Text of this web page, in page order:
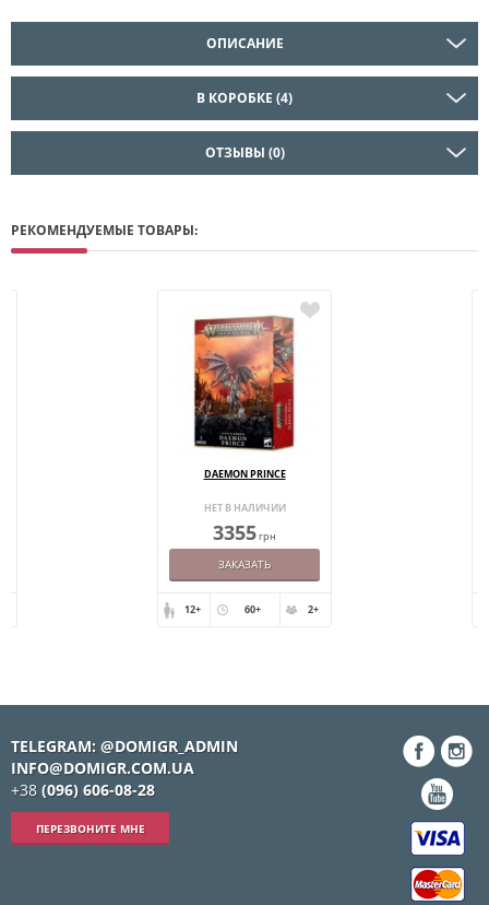
ОПИСАНИЕ
В КОРОБКЕ (4)
ОТЗЫВЫ (0)
РЕКОМЕНДУЕМЫЕ ТОВАРЫ:
DAEMON PRINCE
НЕТ В НАЛИЧИИ
3355грн
ЗАКАЗАТЬ
12+ 60+ 2+
TELEGRAM: @DOMIGR_ADMIN
INFO@DOMIGR.COM.UA
+38 (096) 606-08-28
ПЕРЕЗВОНИТЕ МНЕ